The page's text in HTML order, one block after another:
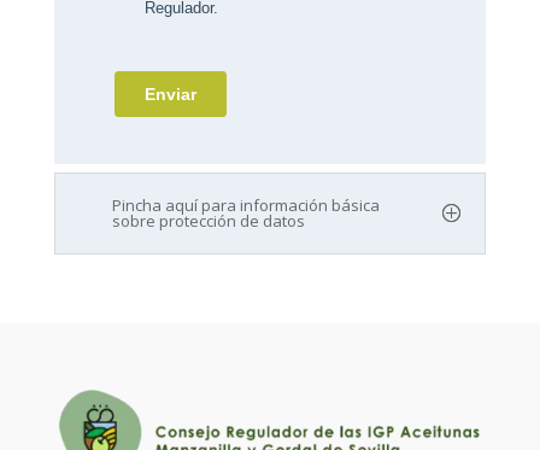
Pincha aquí para información básica
sobre protección de datos